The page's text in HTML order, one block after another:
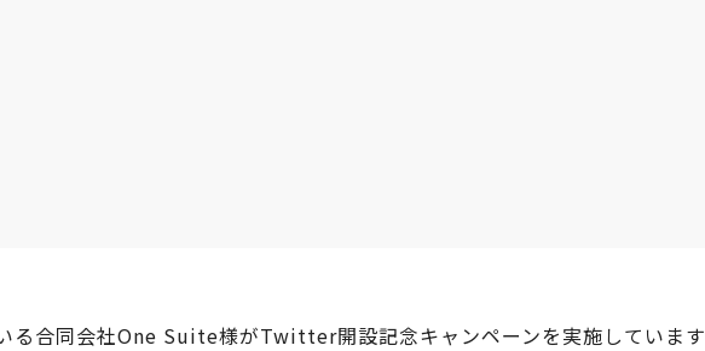
る合同会社One Suite様がTwitter開設記念キャンペーンを実施しています